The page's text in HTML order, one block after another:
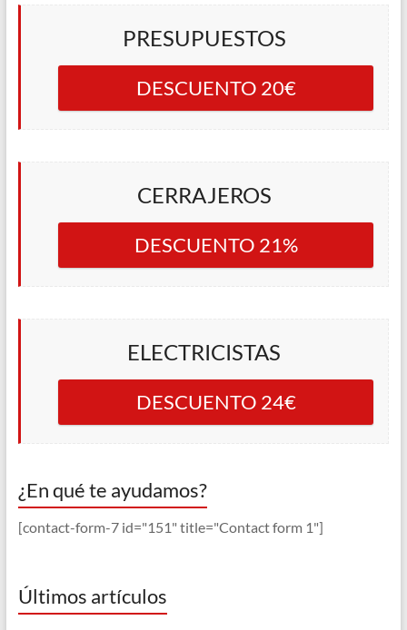
PRESUPUESTOS
DESCUENTO 20€
CERRAJEROS
DESCUENTO 21%
ELECTRICISTAS
DESCUENTO 24€
¿En qué te ayudamos?
[contact-form-7 id="151" title="Contact form 1"]
Últimos artículos